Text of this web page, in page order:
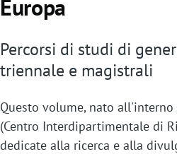
Europa
Percorsi di studi di
triennale e magistrali
Questo volume, nato
(Centro Interdipartimentale di
dedicate alla ricerca e alla